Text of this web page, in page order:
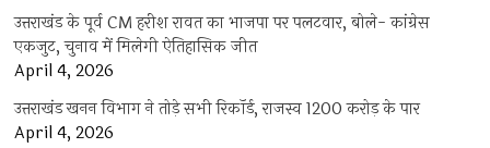
उत्तराखंड के पूर्व CM हरीश रावत का भाजपा पर पलटवार, बोले- कांग्रेस
एकजुट, चुनाव में मिलेगी ऐतिहासिक जीत
April 4, 2026
उत्तराखंड खनन विभाग ने तोड़े सभी रिकॉर्ड, राजस्व 1200 करोड़ के पार
April 4, 2026